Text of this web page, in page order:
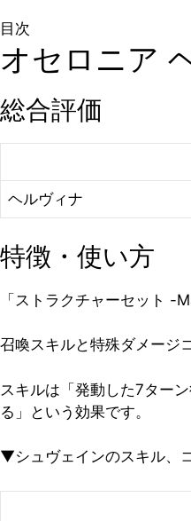
目次
オセロニア
総合評価
ヘルヴィナ
特徴・使い方
「ストラクチャーセット -
召喚スキルと特殊ダメージ
スキルは「発動した7ター
る」という効果です。
▼シュヴェインのスキル、